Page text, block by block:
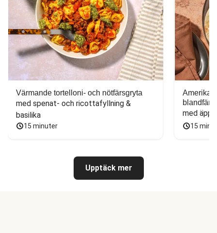
Värmande tortelloni- och nötfärsgryta
med spenat- och ricottafyllning &
basilika
15 minuter
blandfärs
med
15
Upptäck mer